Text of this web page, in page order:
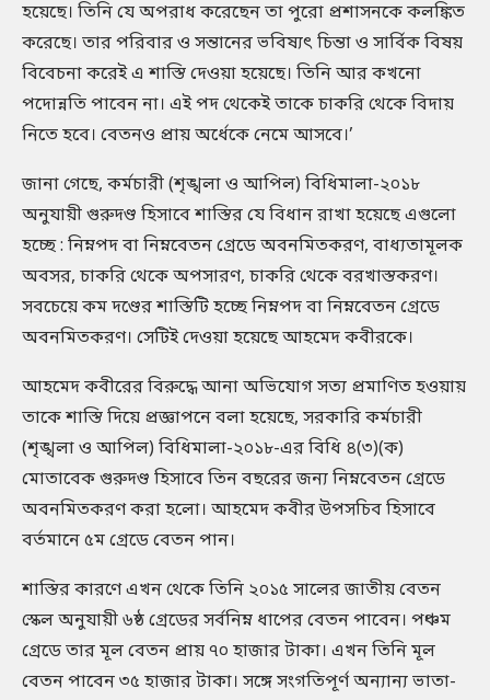
হয়েছে। তিনি যে অপরাধ করেছেন তা পুরো প্রশাসনকে কলঙ্কিত
করেছে। তার পরিবার ও সন্তানের ভবিষ্যৎ চিন্তা ও সার্বিক বিষয়
বিবেচনা করেই এ শাস্তি দেওয়া হয়েছে। তিনি আর কখনো
পদোন্নতি পাবেন না। এই পদ থেকেই তাকে চাকরি থেকে বিদায়
নিতে হবে। বেতনও প্রায় অর্ধেকে নেমে আসবে।’
জানা গেছে, কর্মচারী (শৃঙ্খলা ও আপিল) বিধিমালা-২০১৮
অনুযায়ী গুরুদণ্ড হিসাবে শাস্তির যে বিধান রাখা হয়েছে এগুলো
হচ্ছে : নিম্নপদ বা নিম্নবেতন গ্রেডে অবনমিতকরণ, বাধ্যতামূলক
অবসর, চাকরি থেকে অপসারণ, চাকরি থেকে বরখাস্তকরণ।
সবচেয়ে কম দণ্ডের শাস্তিটি হচ্ছে নিম্নপদ বা নিম্নবেতন গ্রেডে
অবনমিতকরণ। সেটিই দেওয়া হয়েছে আহমেদ কবীরকে।
আহমেদ কবীরের বিরুদ্ধে আনা অভিযোগ সত্য প্রমাণিত হওয়ায়
তাকে শাস্তি দিয়ে প্রজ্ঞাপনে বলা হয়েছে, সরকারি কর্মচারী
(শৃঙ্খলা ও আপিল) বিধিমালা-২০১৮-এর বিধি ৪(৩)(ক)
মোতাবেক গুরুদণ্ড হিসাবে তিন বছরের জন্য নিম্নবেতন গ্রেডে
অবনমিতকরণ করা হলো। আহমেদ কবীর উপসচিব হিসাবে
বর্তমানে ৫ম গ্রেডে বেতন পান।
শাস্তির কারণে এখন থেকে তিনি ২০১৫ সালের জাতীয় বেতন
স্কেল অনুযায়ী ৬ষ্ঠ গ্রেডের সর্বনিম্ন ধাপের বেতন পাবেন। পঞ্চম
গ্রেডে তার মূল বেতন প্রায় ৭০ হাজার টাকা। এখন তিনি মূল
বেতন পাবেন ৩৫ হাজার টাকা। সঙ্গে সংগতিপূর্ণ অন্যান্য ভাতা-